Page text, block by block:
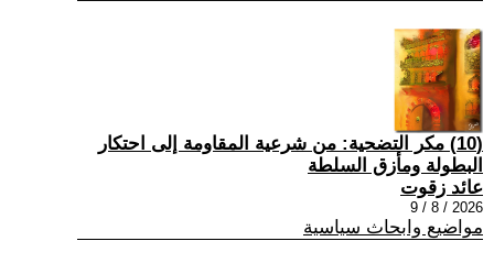
(10) مكر التضحية: من شرعية المقاومة إلى احتكار
البطولة ومأزق السلطة
عائد زقوت
2026 / 8 / 9
مواضيع وابحاث سياسية